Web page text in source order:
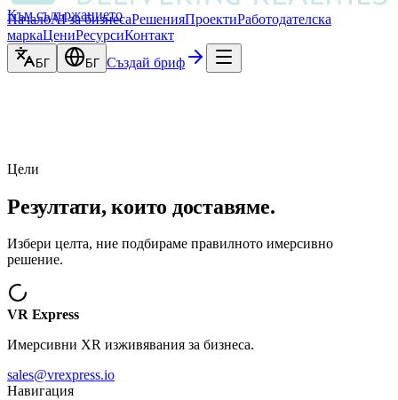
Към съдържанието
НачалоAI за бизнесаРешенияПроектиРаботодателска
маркаЦениРесурсиКонтакт
БГ БГ Създай бриф
Цели
Резултати, които доставяме.
Избери целта, ние подбираме правилното имерсивно
решение.
VR Express
Имерсивни XR изживявания за бизнеса.
sales@vrexpress.io
Навигация